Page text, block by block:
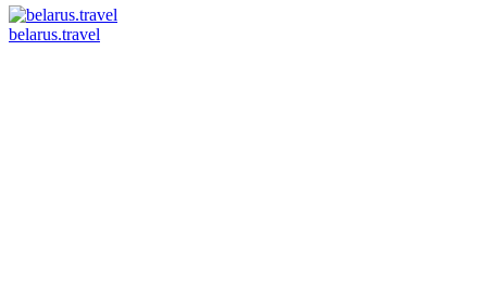
belarus.travel